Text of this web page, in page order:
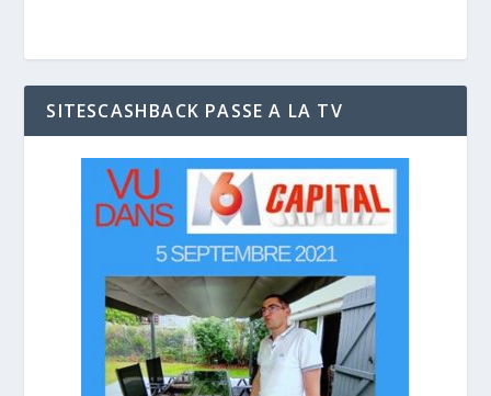
SITESCASHBACK PASSE A LA TV